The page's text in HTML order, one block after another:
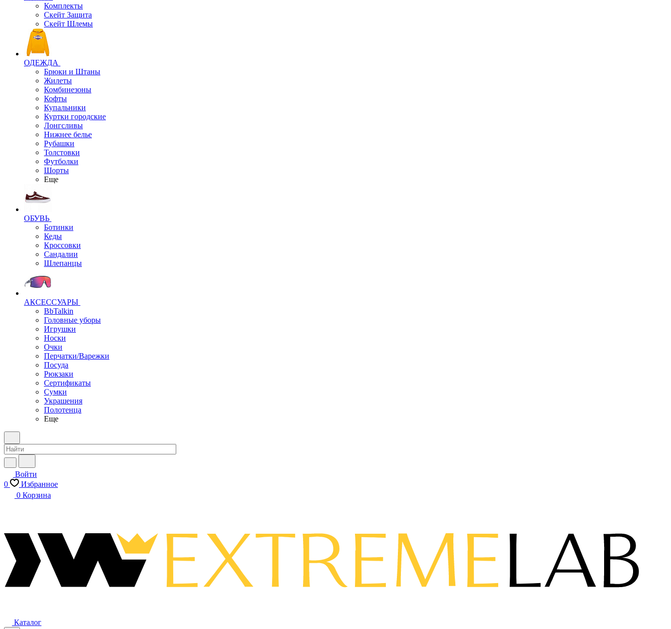
Комплекты
Скейт Защита
Скейт Шлемы
ОДЕЖДА
Брюки и Штаны
Жилеты
Комбинезоны
Кофты
Купальники
Куртки городские
Лонгсливы
Нижнее белье
Рубашки
Толстовки
Футболки
Шорты
Еще
ОБУВЬ
Ботинки
Кеды
Кроссовки
Сандалии
Шлепанцы
АКСЕССУАРЫ
BbTalkin
Головные уборы
Игрушки
Носки
Очки
Перчатки/Варежки
Посуда
Рюкзаки
Сертификаты
Сумки
Украшения
Полотенца
Еще
Войти
0
Избранное
0 Корзина
Каталог